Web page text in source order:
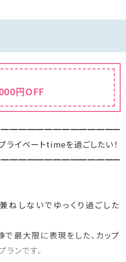
円OFF
イベートtimeを過ごしたい！
ねしないでゆっくり過ごした
で最大限に表現をした、カップ
ンです。